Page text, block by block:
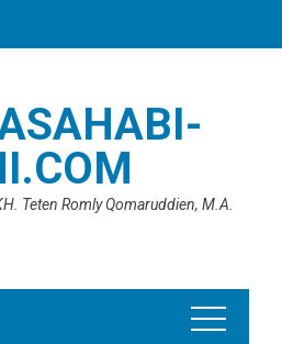
Teten Romly Qomaruddien, M.A.